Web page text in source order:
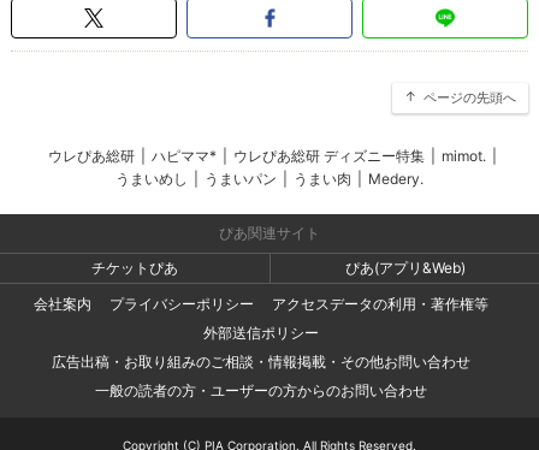
ページの先頭へ
ウレぴあ総研 ハピママ* ウレぴあ総研 ディズニー特集 mimot.
うまいめし
うまいパン うまい肉 Medery.
ぴあ関連サイト
チケットぴあ
ぴあ(アプリ&Web)
会社案内
プライバシーポリシー
アクセスデータの利用・著作権等
外部送信ポリシー
広告出稿・お取り組みのご相談・情報掲載・その他お問い合わせ
一般の読者の方・ユーザーの方からのお問い合わせ
Copyright (C) PIA Corporation. All Rights Reserved.